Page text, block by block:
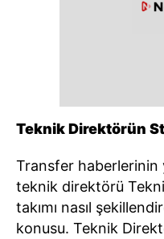
Teknik Direktörün
Transfer haberlerinin
teknik direktörü
takımı nasıl
konusu. Teknik